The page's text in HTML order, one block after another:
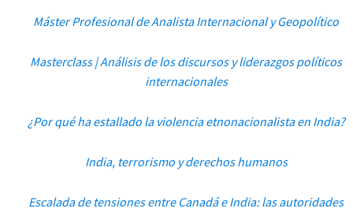
Máster Profesional de Analista Internacional y Geopolítico
Masterclass | Análisis de los discursos y liderazgos políticos
internacionales
¿Por qué ha estallado la violencia etnonacionalista en India?
India, terrorismo y derechos humanos
Escalada de tensiones entre Canadá e India: las autoridades